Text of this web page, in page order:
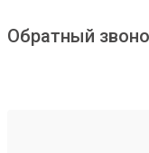
Обратный